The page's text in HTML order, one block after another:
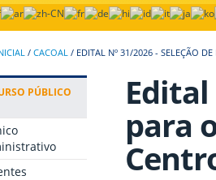
/ CACOAL / EDITAL Nº 31/2026 - SELEÇÃO
PÚBLICO
Edital
para